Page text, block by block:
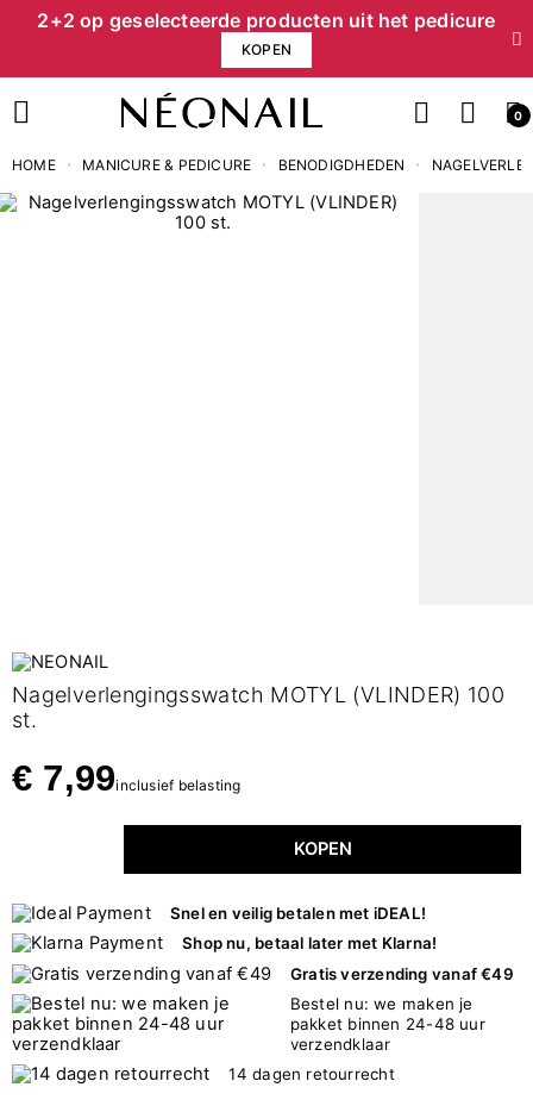
2+2 op geselecteerde producten uit het pedicure
KOPEN
0
HOME MANICURE & PEDICURE BENODIGDHEDEN
Nagelverlengingsswatch MOTYL (VLINDER) 100
st.
€ 7,99inclusief belasting
KOPEN
Snel en veilig betalen met iDEAL!
Shop nu, betaal later met Klarna!
Gratis verzending vanaf €49
Bestel nu: we maken je
pakket binnen 24-48 uur
verzendklaar
14 dagen retourrecht